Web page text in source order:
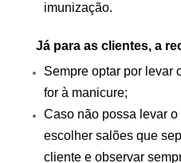
imunização.
Já para as clientes, a
Sempre optar por levar
for à manicure;
Caso não possa levar
escolher salões que
cliente e observar